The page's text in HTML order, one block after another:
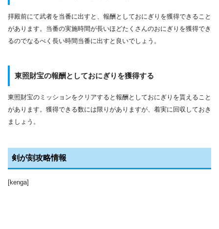
拝殿前にて武者を当番に出すと、報酬としておにぎりを獲得できること
があります。当番の実施時間が長いほどたくさんのおにぎりを獲得でき
るのでなるべく長い時間当番に出すと良いでしょう。
東照財宝の報酬としておにぎりを獲得する
東照財宝のミッションをクリアすると報酬としておにぎりを貰えること
があります。獲得できる数には限りがありますが、着実に回収しておき
ましょう。
剣が刻攻略情報
[kenga]